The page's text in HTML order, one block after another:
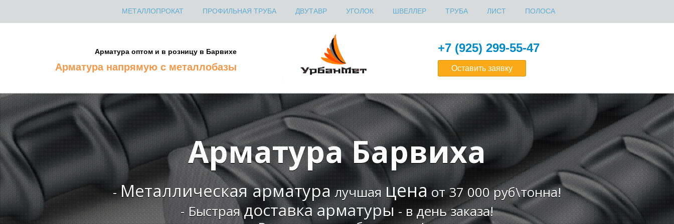
МЕТАЛЛОПРОКАТ ПРОФИЛЬНАЯ ТРУБА ДВУТАВР УГОЛОК ШВЕЛЛЕР ТРУБА ЛИСТ ПОЛОСА
Арматура оптом и в розницу в Барвихе
Арматура напрямую с металлобазы
+7 (925) 299-55-47
Оставить заявку
Арматура Барвиха
-Металлическая арматуралучшаяценаот 37 000 руб\тонна!
- Быстраядоставка арматуры- в день заказа!